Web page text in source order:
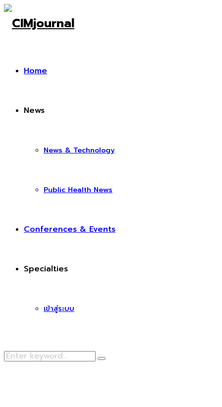
Home
News
News & Technology
Public Health News
Conferences & Events
Specialties
เข้าสู่ระบบ
Search
Search